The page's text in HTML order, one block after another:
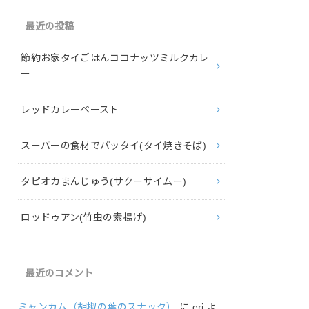
最近の投稿
節約お家タイごはんココナッツミルクカレ
ー
レッドカレーペースト
スーパーの食材でパッタイ(タイ焼きそば)
タピオカまんじゅう(サクーサイムー)
ロッドゥアン(竹虫の素揚げ)
最近のコメント